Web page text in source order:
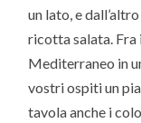
un lato, e
ricotta salata.
Mediterraneo in
vostri ospiti un
tavola anche i